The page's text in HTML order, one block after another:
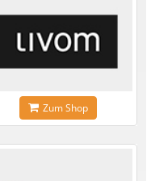
Zum Shop